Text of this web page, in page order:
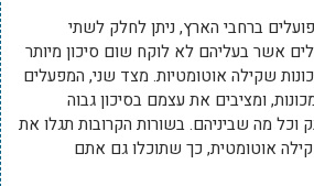
ברחבי הארץ, ניתן לחלק לשתי
אשר בעליהם לא לוקח שום סיכון מיותר
שקילה אוטומטיות. מצד שני, המפעלים
ומציבים את עצמם בסיכון גבוה
וכל מה שביניהם. בשורות הקרובות תגלו את
אוטומטית, כך שתוכלו גם אתם